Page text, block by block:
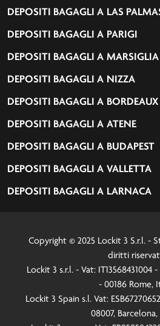
DEPOSITI BAGAGLI A LAS
DEPOSITI BAGAGLI A PARIGI
DEPOSITI BAGAGLI A MARSIGLIA
DEPOSITI BAGAGLI A NIZZA
DEPOSITI BAGAGLI A BORDEAUX
DEPOSITI BAGAGLI A ATENE
DEPOSITI BAGAGLI A BUDAPEST
DEPOSITI BAGAGLI A VALLETTA
DEPOSITI BAGAGLI A LARNACA
Copyright © 2025 Lockit 3 S.r.l. -
diritti
Lockit 3 s.r.l. - Vat: IT13568431004
- 00186 Rome,
Lockit 3 Spain s.l. Vat:
08007, Barcelona,